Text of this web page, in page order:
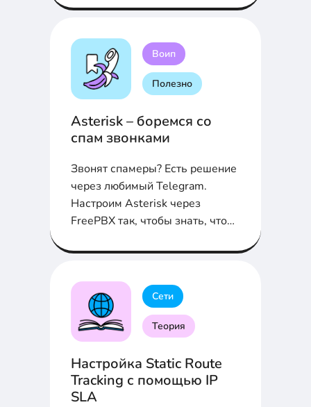
Воип
Полезно
Asterisk – боремся со
спам звонками
Звонят спамеры? Есть решение
через любимый Telegram.
Настроим Asterisk через
FreePBX так, чтобы знать, что
Сети
Теория
Настройка Static Route
Tracking с помощью IP
SLA